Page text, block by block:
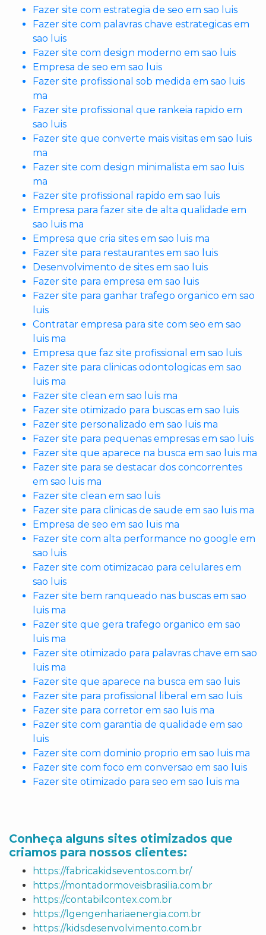
Fazer site com estrategia de seo em sao luis
Fazer site com palavras chave estrategicas em
sao luis
Fazer site com design moderno em sao luis
Empresa de seo em sao luis
Fazer site profissional sob medida em sao luis
ma
Fazer site profissional que rankeia rapido em
sao luis
Fazer site que converte mais visitas em sao luis
ma
Fazer site com design minimalista em sao luis
ma
Fazer site profissional rapido em sao luis
Empresa para fazer site de alta qualidade em
sao luis ma
Empresa que cria sites em sao luis ma
Fazer site para restaurantes em sao luis
Desenvolvimento de sites em sao luis
Fazer site para empresa em sao luis
Fazer site para ganhar trafego organico em sao
luis
Contratar empresa para site com seo em sao
luis ma
Empresa que faz site profissional em sao luis
Fazer site para clinicas odontologicas em sao
luis ma
Fazer site clean em sao luis ma
Fazer site otimizado para buscas em sao luis
Fazer site personalizado em sao luis ma
Fazer site para pequenas empresas em sao luis
Fazer site que aparece na busca em sao luis ma
Fazer site para se destacar dos concorrentes
em sao luis ma
Fazer site clean em sao luis
Fazer site para clinicas de saude em sao luis ma
Empresa de seo em sao luis ma
Fazer site com alta performance no google em
sao luis
Fazer site com otimizacao para celulares em
sao luis
Fazer site bem ranqueado nas buscas em sao
luis ma
Fazer site que gera trafego organico em sao
luis ma
Fazer site otimizado para palavras chave em sao
luis ma
Fazer site que aparece na busca em sao luis
Fazer site para profissional liberal em sao luis
Fazer site para corretor em sao luis ma
Fazer site com garantia de qualidade em sao
luis
Fazer site com dominio proprio em sao luis ma
Fazer site com foco em conversao em sao luis
Fazer site otimizado para seo em sao luis ma
Conheça alguns sites otimizados que
criamos para nossos clientes:
https://fabricakidseventos.com.br/
https://montadormoveisbrasilia.com.br
https://contabilcontex.com.br
https://lgengenhariaenergia.com.br
https://kidsdesenvolvimento.com.br